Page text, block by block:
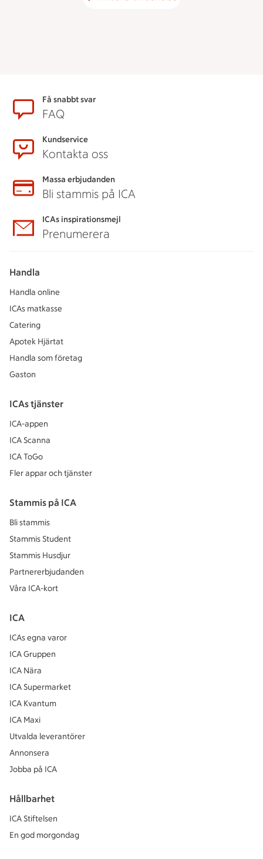
SidfotFå snabbt svar
FAQ
Kundservice
Kontakta oss
Massa erbjudanden
Bli stammis på ICA
ICAs inspirationsmejl
Prenumerera
Handla
Handla online
ICAs matkasse
Catering
Apotek Hjärtat
Handla som företag
Gaston
ICAs tjänster
ICA-appen
ICA Scanna
ICA ToGo
Fler appar och tjänster
Stammis på ICA
Bli stammis
Stammis Student
Stammis Husdjur
Partnererbjudanden
Våra ICA-kort
ICA
ICAs egna varor
ICA Gruppen
ICA Nära
ICA Supermarket
ICA Kvantum
ICA Maxi
Utvalda leverantörer
Annonsera
Jobba på ICA
Hållbarhet
ICA Stiftelsen
En god morgondag